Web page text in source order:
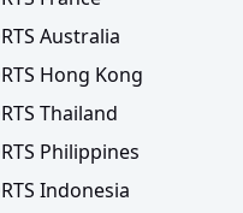
Australia
Hong Kong
Thailand
Philippines
Indonesia